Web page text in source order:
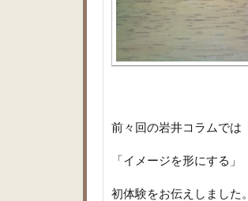
前々回の岩井コラムでは
「イメージを形にする」
初体験をお伝えしました。